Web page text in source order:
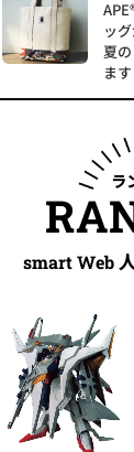
ッ
夏
ま
ラ
smart Web